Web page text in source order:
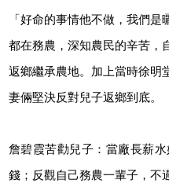
「好命的事情他不做，我們
都在務農，深知農民的辛苦，
返鄉繼承農地。加上當時徐明
妻倆堅決反對兒子返鄉到底。
詹碧霞苦勸兒子：當廠長薪
錢；反觀自己務農一輩子，不